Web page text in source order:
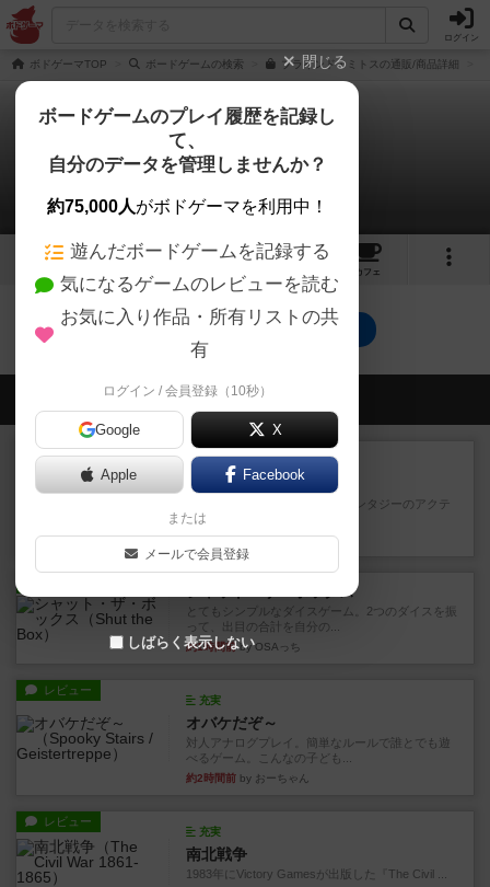
ログイン
ボドゲーマTOP ボードゲームの検索 ブラインド・ミトスの通販/商品詳細
ブラインド・ミトス
0件のリプレイ日記
4 1
カフェ
ブラインド・ミトスのトップに戻る
会員の新しい投稿
レビュー
エコーズ・オブ・タイム
カードゲームにファイナルファンタジーのアクテ
ィブタイムバトル（もしくは...
28分前by ジェイとと
シャット・ザ・ボックス
とてもシンプルなダイスゲーム。2つのダイスを振
って、出目の合計を自分の...
約1時間前by OSAっち
レビュー
充実
オバケだぞ～
対人アナログプレイ。簡単なルールで誰とでも遊
べるゲーム。こんなの子ども...
約2時間前 by おーちゃん
レビュー
充実
南北戦争
1983年にVictory Gamesが出版した『The Civil ...
閉じる
ボードゲームのプレイ履歴を記録し
て、
自分のデータを管理しませんか？
約75,000人がボドゲーマを利用中！
遊んだボードゲームを記録する
気になるゲームのレビューを読む
お気に入り作品・所有リストの共
有
ログイン / 会員登録（10秒）
Google X
Apple Facebook
または
メールで会員登録
しばらく表示しない